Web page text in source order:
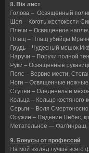
8. Bis лист
Голова – Освященный
Шея – Коготь жестокости
Плечи – Освященное
Плащ – Плащ убийцы
Грудь – Чудесный мешок
Наручи – Поручи полной
Руки – Освященные
Пояс – Вервие мести,
Ноги – Освященные ножные
Ступни – Оледенелые
Кольца – Кольцо
Серьги – Воля
Оружие – Падение Небес,
Метательное — Фал'инраш,
9. Бонусы от профессий
На мой взгляд лучше